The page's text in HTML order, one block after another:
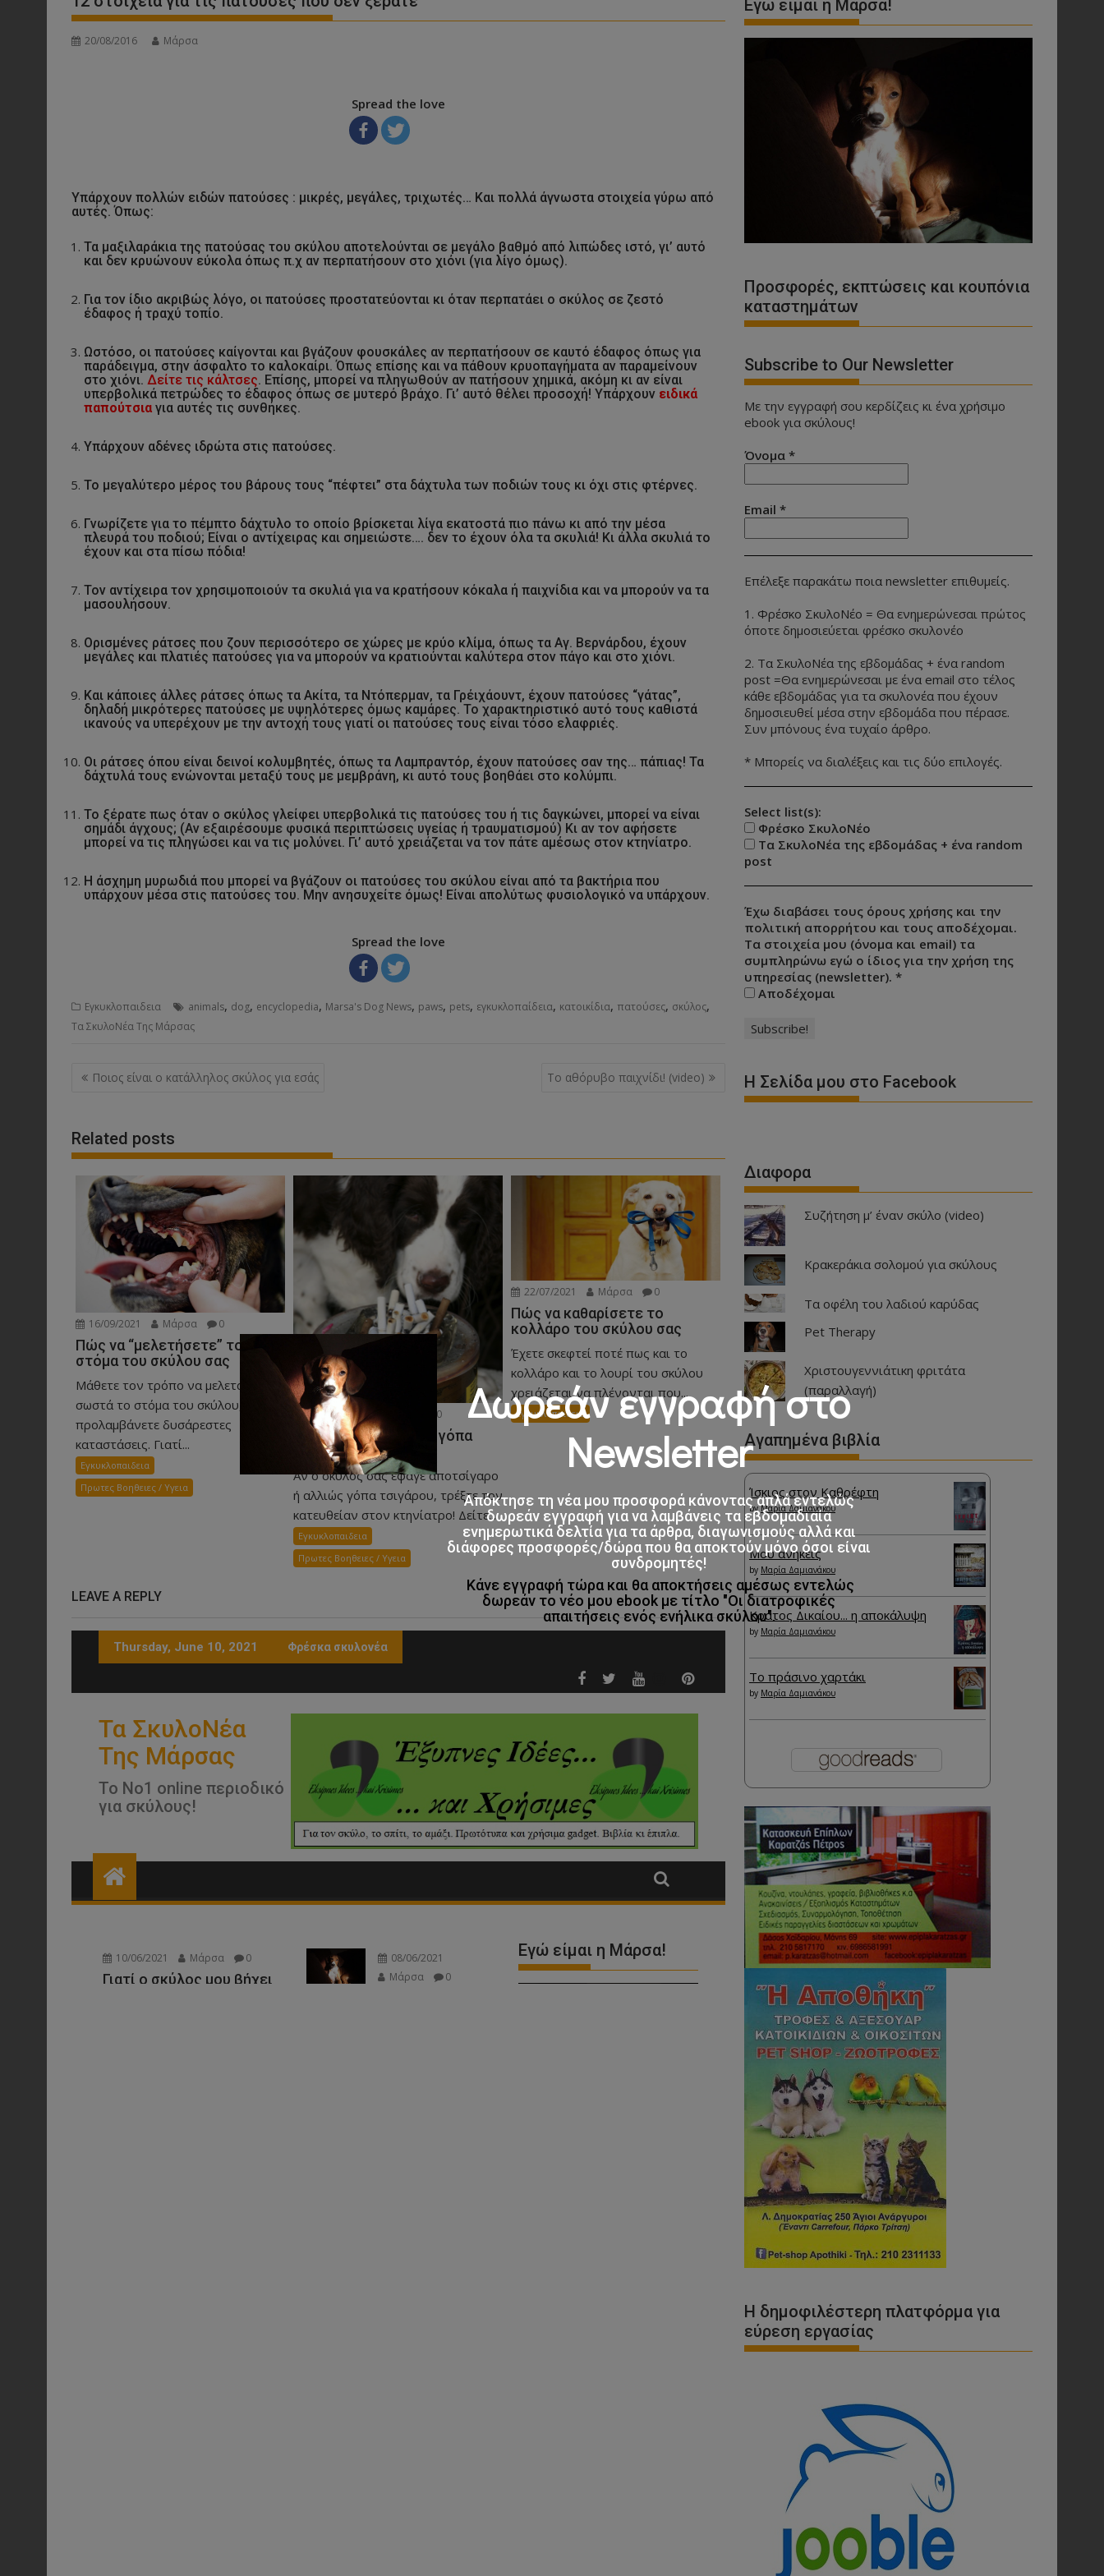
20/08/2016 Μάρσα
Spread the love
Υπάρχουν πολλών ειδών πατούσες : μικρές, μεγάλες, τριχωτές… Και πολλά άγνωστα στοιχεία γύρω από
αυτές. Όπως:
Τα μαξιλαράκια της πατούσας του σκύλου αποτελούνται σε μεγάλο βαθμό από λιπώδες ιστό, γι’ αυτό
και δεν κρυώνουν εύκολα όπως π.χ αν περπατήσουν στο χιόνι (για λίγο όμως).
Για τον ίδιο ακριβώς λόγο, οι πατούσες προστατεύονται κι όταν περπατάει ο σκύλος σε ζεστό
έδαφος ή τραχύ τοπίο.
Ωστόσο, οι πατούσες καίγονται και βγάζουν φουσκάλες αν περπατήσουν σε καυτό έδαφος όπως για
παράδειγμα, στην άσφαλτο το καλοκαίρι. Όπως επίσης και να πάθουν κρυοπαγήματα αν παραμείνουν
στο χιόνι. Δείτε τις κάλτσες. Επίσης, μπορεί να πληγωθούν αν πατήσουν χημικά, ακόμη κι αν είναι
υπερβολικά πετρώδες το έδαφος όπως σε μυτερό βράχο. Γι’ αυτό θέλει προσοχή! Υπάρχουν ειδικά
παπούτσια για αυτές τις συνθήκες.
Υπάρχουν αδένες ιδρώτα στις πατούσες.
Το μεγαλύτερο μέρος του βάρους τους “πέφτει” στα δάχτυλα των ποδιών τους κι όχι στις φτέρνες.
Γνωρίζετε για το πέμπτο δάχτυλο το οποίο βρίσκεται λίγα εκατοστά πιο πάνω κι από την μέσα
πλευρά του ποδιού; Είναι ο αντίχειρας και σημειώστε…. δεν το έχουν όλα τα σκυλιά! Κι άλλα σκυλιά το
έχουν και στα πίσω πόδια!
Τον αντίχειρα τον χρησιμοποιούν τα σκυλιά για να κρατήσουν κόκαλα ή παιχνίδια και να μπορούν να τα
μασουλήσουν.
Ορισμένες ράτσες που ζουν περισσότερο σε χώρες με κρύο κλίμα, όπως τα Αγ. Βερνάρδου, έχουν
μεγάλες και πλατιές πατούσες για να μπορούν να κρατιούνται καλύτερα στον πάγο και στο χιόνι.
Και κάποιες άλλες ράτσες όπως τα Ακίτα, τα Ντόπερμαν, τα Γρέιχάουντ, έχουν πατούσες “γάτας”,
δηλαδή μικρότερες πατούσες με υψηλότερες όμως καμάρες. Το χαρακτηριστικό αυτό τους καθιστά
ικανούς να υπερέχουν με την αντοχή τους γιατί οι πατούσες τους είναι τόσο ελαφριές.
Οι ράτσες όπου είναι δεινοί κολυμβητές, όπως τα Λαμπραντόρ, έχουν πατούσες σαν της… πάπιας! Τα
δάχτυλά τους ενώνονται μεταξύ τους με μεμβράνη, κι αυτό τους βοηθάει στο κολύμπι.
Το ξέρατε πως όταν ο σκύλος γλείφει υπερβολικά τις πατούσες του ή τις δαγκώνει, μπορεί να είναι
σημάδι άγχους; (Αν εξαιρέσουμε φυσικά περιπτώσεις υγείας ή τραυματισμού) Κι αν τον αφήσετε
μπορεί να τις πληγώσει και να τις μολύνει. Γι’ αυτό χρειάζεται να τον πάτε αμέσως στον κτηνίατρο.
Η άσχημη μυρωδιά που μπορεί να βγάζουν οι πατούσες του σκύλου είναι από τα βακτήρια που
υπάρχουν μέσα στις πατούσες του. Μην ανησυχείτε όμως! Είναι απολύτως φυσιολογικό να υπάρχουν.
Spread the love
Εγκυκλοπαιδεια animals, dog, encyclopedia, Marsa's Dog News, paws, pets, εγκυκλοπαίδεια, κατοικίδια, πατούσες, σκύλος,
Τα ΣκυλοΝέα Της Μάρσας
Post
Ποιος είναι ο κατάλληλος σκύλος για εσάς Το αθόρυβο παιχνίδι! (video)
Related posts
16/09/2021 Μάρσα 0
Πώς να “μελετήσετε” το
στόμα του σκύλου σας
Μάθετε τον τρόπο να μελετάτε
σωστά το στόμα του σκύλου, για να
προλαμβάνετε δυσάρεστες
καταστάσεις. Γιατί...
Εγκυκλοπαιδεια
Πρωτες Βοηθειες / Υγεια
29/07/2021 Μάρσα 0
Ο σκύλος μου έφαγε γόπα
τσιγάρου!
Αν ο σκύλος σας έφαγε αποτσίγαρο
ή αλλιώς γόπα τσιγάρου, τρέξτε τον
κατευθείαν στον κτηνίατρο! Δείτε...
Εγκυκλοπαιδεια
Πρωτες Βοηθειες / Υγεια
22/07/2021 Μάρσα 0
Πώς να καθαρίσετε το
κολλάρο του σκύλου σας
Έχετε σκεφτεί ποτέ πως και το
κολλάρο και το λουρί του σκύλου
χρειάζεται να πλένονται που...
Εγκυκλοπαιδεια
LEAVE A REPLY
Εγώ είμαι η Μάρσα!
Προσφορές, εκπτώσεις και κουπόνια
καταστημάτων
Subscribe to Our Newsletter
Με την εγγραφή σου κερδίζεις κι ένα χρήσιμο
ebook για σκύλους!
Όνομα *
Email *
Επέλεξε παρακάτω ποια newsletter επιθυμείς.
1. Φρέσκο ΣκυλοΝέο = Θα ενημερώνεσαι πρώτος
όποτε δημοσιεύεται φρέσκο σκυλονέο
2. Τα ΣκυλοΝέα της εβδομάδας + ένα random
post =Θα ενημερώνεσαι με ένα email στο τέλος
κάθε εβδομάδας για τα σκυλονέα που έχουν
δημοσιευθεί μέσα στην εβδομάδα που πέρασε.
Συν μπόνους ένα τυχαίο άρθρο.
* Μπορείς να διαλέξεις και τις δύο επιλογές.
Select list(s):
Φρέσκο ΣκυλοΝέο
Τα ΣκυλοΝέα της εβδομάδας + ένα random
post
Έχω διαβάσει τους όρους χρήσης και την
πολιτική απορρήτου και τους αποδέχομαι.
Τα στοιχεία μου (όνομα και email) τα
συμπληρώνω εγώ ο ίδιος για την χρήση της
υπηρεσίας (newsletter). *
Αποδέχομαι
Η Σελίδα μου στο Facebook
Διαφορα
Συζήτηση μ’ έναν σκύλο (video)
Κρακεράκια σολομού για σκύλους
Τα οφέλη του λαδιού καρύδας
Pet Therapy
Χριστουγεννιάτικη φριτάτα
(παραλλαγή)
Αγαπημένα βιβλία
Ίσκιος στον Καθρέφτη
byΜαρία Δαμιανάκου
Μου ανήκεις
by Μαρία Δαμιανάκου
Κράτος Δικαίου... η αποκάλυψη
by Μαρία Δαμιανάκου
Το πράσινο χαρτάκι
by Μαρία Δαμιανάκου
Η δημοφιλέστερη πλατφόρμα για
εύρεση εργασίας
Δωρεάν εγγραφή στο
Newsletter
Απόκτησε τη νέα μου προσφορά κάνοντας απλά εντελώς
δωρεάν εγγραφή για να λαμβάνεις τα εβδομαδιαία
ενημερωτικά δελτία για τα άρθρα, διαγωνισμούς αλλά και
διάφορες προσφορές/δώρα που θα αποκτούν μόνο όσοι είναι
συνδρομητές!
Κάνε εγγραφή τώρα και θα αποκτήσεις αμέσως εντελώς
δωρεάν το νέο μου ebook με τίτλο "Οι διατροφικές
απαιτήσεις ενός ενήλικα σκύλου".